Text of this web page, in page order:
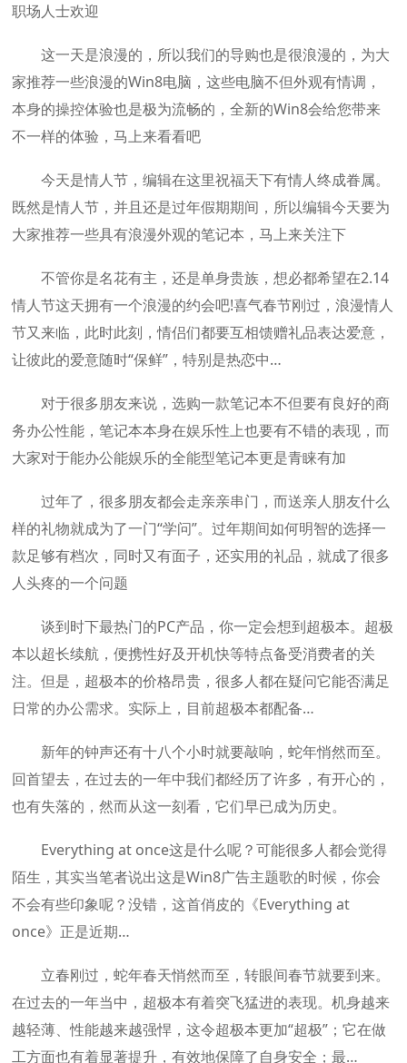
职场人士欢迎
这一天是浪漫的，所以我们的导购也是很浪漫的，为大
家推荐一些浪漫的Win8电脑，这些电脑不但外观有情调，
本身的操控体验也是极为流畅的，全新的Win8会给您带来
不一样的体验，马上来看看吧
今天是情人节，编辑在这里祝福天下有情人终成眷属。
既然是情人节，并且还是过年假期期间，所以编辑今天要为
大家推荐一些具有浪漫外观的笔记本，马上来关注下
不管你是名花有主，还是单身贵族，想必都希望在2.14
情人节这天拥有一个浪漫的约会吧!喜气春节刚过，浪漫情人
节又来临，此时此刻，情侣们都要互相馈赠礼品表达爱意，
让彼此的爱意随时“保鲜”，特别是热恋中…
对于很多朋友来说，选购一款笔记本不但要有良好的商
务办公性能，笔记本本身在娱乐性上也要有不错的表现，而
大家对于能办公能娱乐的全能型笔记本更是青睐有加
过年了，很多朋友都会走亲亲串门，而送亲人朋友什么
样的礼物就成为了一门“学问”。过年期间如何明智的选择一
款足够有档次，同时又有面子，还实用的礼品，就成了很多
人头疼的一个问题
谈到时下最热门的PC产品，你一定会想到超极本。超极
本以超长续航，便携性好及开机快等特点备受消费者的关
注。但是，超极本的价格昂贵，很多人都在疑问它能否满足
日常的办公需求。实际上，目前超极本都配备…
新年的钟声还有十八个小时就要敲响，蛇年悄然而至。
回首望去，在过去的一年中我们都经历了许多，有开心的，
也有失落的，然而从这一刻看，它们早已成为历史。
Everything at once这是什么呢？可能很多人都会觉得
陌生，其实当笔者说出这是Win8广告主题歌的时候，你会
不会有些印象呢？没错，这首俏皮的《Everything at
once》正是近期…
立春刚过，蛇年春天悄然而至，转眼间春节就要到来。
在过去的一年当中，超极本有着突飞猛进的表现。机身越来
越轻薄、性能越来越强悍，这令超极本更加“超极”；它在做
工方面也有着显著提升，有效地保障了自身安全；最…